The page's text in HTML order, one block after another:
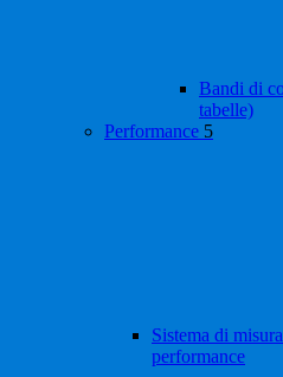
Bandi di
tabelle)
Performance 5
Sistema di
performance